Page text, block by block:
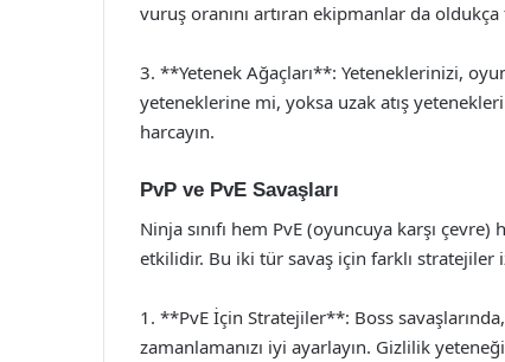
vuruş oranını artıran ekipmanlar da oldukça
3. **Yetenek Ağaçları**: Yeteneklerinizi,
yeteneklerine mi, yoksa uzak atış
harcayın.
PvP ve PvE Savaşları
Ninja sınıfı hem PvE (oyuncuya karşı
etkilidir. Bu iki tür savaş için farklı stratejiler
1. **PvE İçin Stratejiler**: Boss
zamanlamanızı iyi ayarlayın. Gizlilik